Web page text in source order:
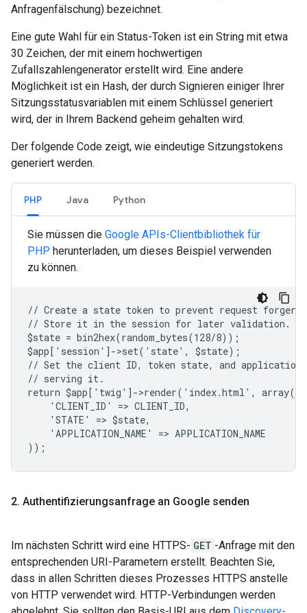
Anfragenfälschung) bezeichnet.
Eine gute Wahl für ein Status-Token ist ein String mit etwa
30 Zeichen, der mit einem hochwertigen
Zufallszahlengenerator erstellt wird. Eine andere
Möglichkeit ist ein Hash, der durch Signieren einiger Ihrer
Sitzungsstatusvariablen mit einem Schlüssel generiert
wird, der in Ihrem Backend geheim gehalten wird.
Der folgende Code zeigt, wie eindeutige Sitzungstokens
generiert werden.
PHP Java Python
Sie müssen die Google APIs-Clientbibliothek für
PHP herunterladen, um dieses Beispiel verwenden
zu können.
// Create a state token to prevent request forgery.
// Store it in the session for later validation.
$state = bin2hex(random_bytes(128/8));
$app['session']->set('state', $state);
// Set the client ID, token state, and application
// serving it.
return $app['twig']->render('index.html', array(
    'CLIENT_ID' => CLIENT_ID,
    'STATE' => $state,
    'APPLICATION_NAME' => APPLICATION_NAME
));
2. Authentifizierungsanfrage an Google senden
Im nächsten Schritt wird eine HTTPS- GET -Anfrage mit den
entsprechenden URI-Parametern erstellt. Beachten Sie,
dass in allen Schritten dieses Prozesses HTTPS anstelle
von HTTP verwendet wird. HTTP-Verbindungen werden